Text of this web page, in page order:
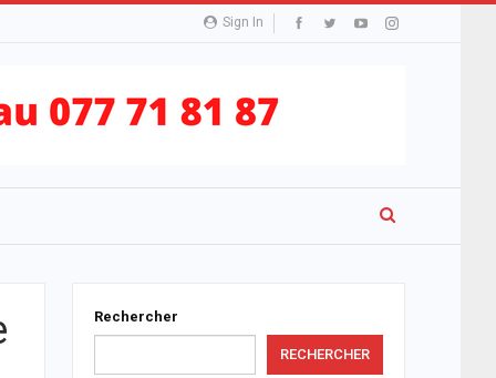
Sign In
Rechercher
RECHERCHER